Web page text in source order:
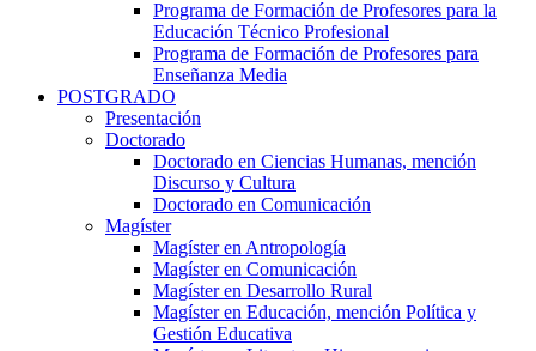
Programa de Formación de Profesores para la
Educación Técnico Profesional
Programa de Formación de Profesores para
Enseñanza Media
POSTGRADO
Presentación
Doctorado
Doctorado en Ciencias Humanas, mención
Discurso y Cultura
Doctorado en Comunicación
Magíster
Magíster en Antropología
Magíster en Comunicación
Magíster en Desarrollo Rural
Magíster en Educación, mención Política y
Gestión Educativa